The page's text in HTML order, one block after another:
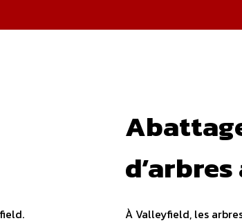
À Valleyfield, les